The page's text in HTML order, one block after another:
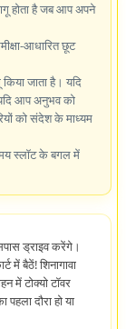
होता है जब आप अपने
आधारित छूट
जाता है। यदि
आप अनुभव को
को संदेश के माध्यम
स्लॉट के बगल में
ड्राइव करेंगे।
में बैठें! शिनागावा
टोक्यो टॉवर
दौरा हो या